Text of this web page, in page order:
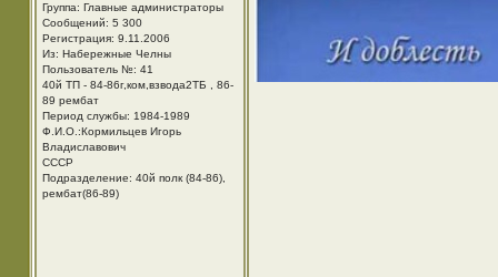
Группа: Главные администраторы
Сообщений: 5 300
Регистрация: 9.11.2006
Из: Набережные Челны
Пользователь №: 41
40й ТП - 84-86г,ком,взвода2ТБ , 86-
89 рембат
Период службы: 1984-1989
Ф.И.О.:Кормильцев Игорь
Владиславович
СССР
Подразделение: 40й полк (84-86),
рембат(86-89)